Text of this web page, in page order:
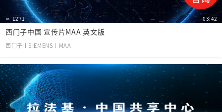
1271 03:42
西门子中国 宣传片MAA 英文版
西门子丨SIEMENS丨MAA